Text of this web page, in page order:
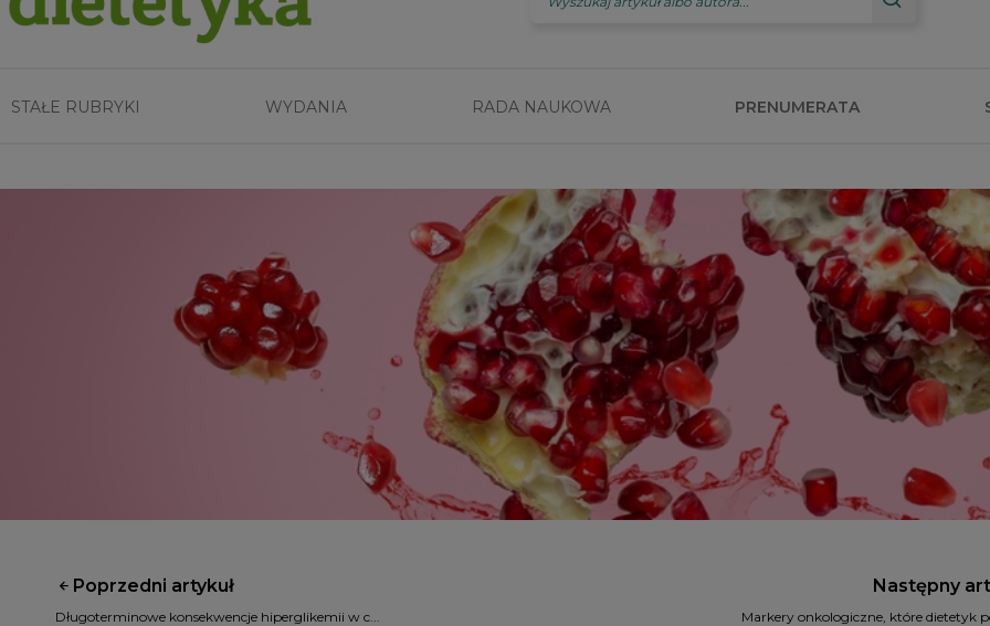
STAŁE RUBRYKI WYDANIA RADA NAUKOWA PRENUMERATA
Poprzedni artykuł
Długoterminowe konsekwencje hiperglikemii w c...
Następny
Markery onkologiczne, które dietetyk